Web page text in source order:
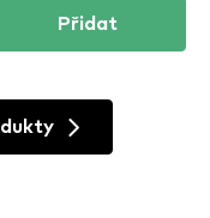
Přidat